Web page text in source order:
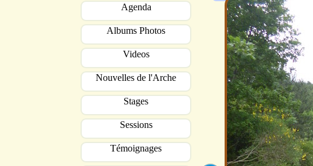
Agenda
Albums Photos
Videos
Nouvelles de l'Arche
Stages
Sessions
Témoignages